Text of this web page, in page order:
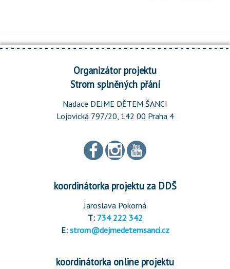
Organizátor projektu
Strom splněných přání
Nadace DEJME DĚTEM ŠANCI
Lojovická 797/20, 142 00 Praha 4
koordinátorka projektu za DDŠ
Jaroslava Pokorná
T: 734 222 342
E: strom@dejmedetemsanci.cz
koordinátorka online projektu